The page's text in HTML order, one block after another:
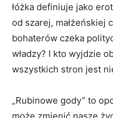
łóżka definiuje jako
od szarej, małżeńskiej
bohaterów czeka
władzy? I kto wyjdzie
wszystkich stron jest
„Rubinowe gody” to